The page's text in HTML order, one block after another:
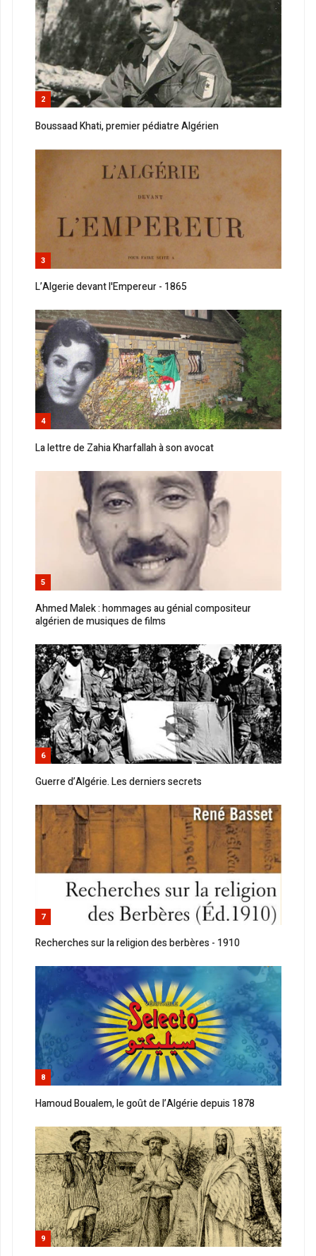
2
Boussaad Khati, premier pédiatre Algérien
3
L’Algerie devant l'Empereur - 1865
4
La lettre de Zahia Kharfallah à son avocat
5
Ahmed Malek : hommages au génial compositeur
algérien de musiques de films
6
Guerre d’Algérie. Les derniers secrets
7
Recherches sur la religion des berbères - 1910
8
Hamoud Boualem, le goût de l’Algérie depuis 1878
9